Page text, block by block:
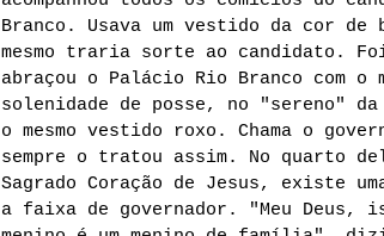
Branco. Usava um vestido da cor de
mesmo traria sorte ao candidato.
abraçou o Palácio Rio Branco com o
solenidade de posse, no "sereno"
o mesmo vestido roxo. Chama o
sempre o tratou assim. No quarto
Sagrado Coração de Jesus, existe
a faixa de governador. "Meu Deus,